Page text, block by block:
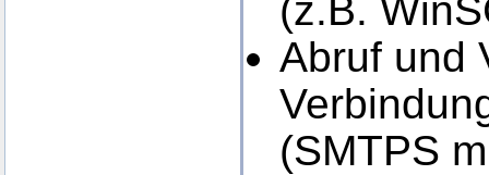
(z.B.
Abruf und
(SMTPS